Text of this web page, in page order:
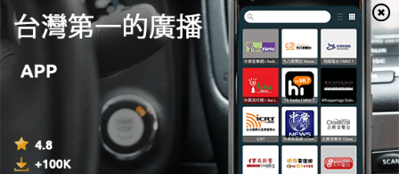
29 May 2026
73 -
EP72｜奇萊山真實靈異故事｜五名好友相約攀登奇萊
山，一人卻半路離奇失蹤？深夜在山屋外敲門的又是
誰？登山社成員真實經歷！童言鬼語 恐怖靈異故事
EP71｜他一時貪念撿了紅包，卻因此捲入預設好的「換
命陷阱」？老師辦案 童言鬼語 恐怖靈異故事
25 May 2026